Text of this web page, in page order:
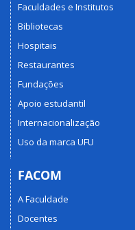
Faculdades e Institutos
Bibliotecas
Hospitais
Restaurantes
Fundações
Apoio estudantil
Internacionalização
Uso da marca UFU
FACOM
A Faculdade
Docentes